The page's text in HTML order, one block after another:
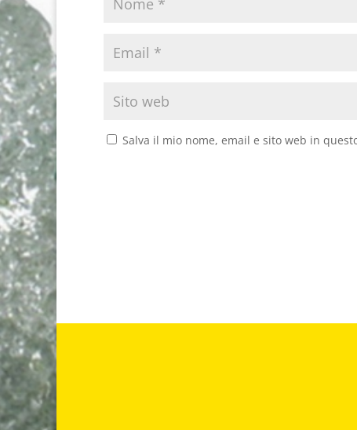
Salva il mio nome, email e sito web in